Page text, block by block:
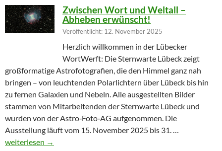
Zwischen Wort und Weltall –
Abheben erwünscht!
Veröffentlicht: 12. November 2025
Herzlich willkommen in der Lübecker
WortWerft: Die Sternwarte Lübeck zeigt
großformatige Astrofotografien, die den Himmel ganz nah
bringen – von leuchtenden Polarlichtern über Lübeck bis hin
zu fernen Galaxien und Nebeln. Alle ausgestellten Bilder
stammen von Mitarbeitenden der Sternwarte Lübeck und
wurden von der Astro‑Foto‑AG aufgenommen. Die
Ausstellung läuft vom 15. November 2025 bis 31. …
Zwischen Wort und Weltall – Abheben erwünscht!
weiterlesen →